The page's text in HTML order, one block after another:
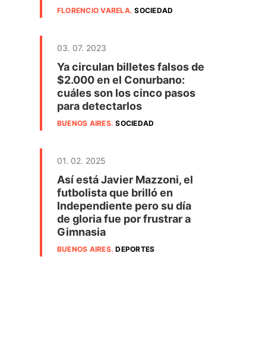
FLORENCIO VARELA.SOCIEDAD
03. 07. 2023
Ya circulan billetes falsos de
$2.000 en el Conurbano:
cuáles son los cinco pasos
para detectarlos
BUENOS AIRES.SOCIEDAD
01. 02. 2025
Así está Javier Mazzoni, el
futbolista que brilló en
Independiente pero su día
de gloria fue por frustrar a
Gimnasia
BUENOS AIRES.DEPORTES